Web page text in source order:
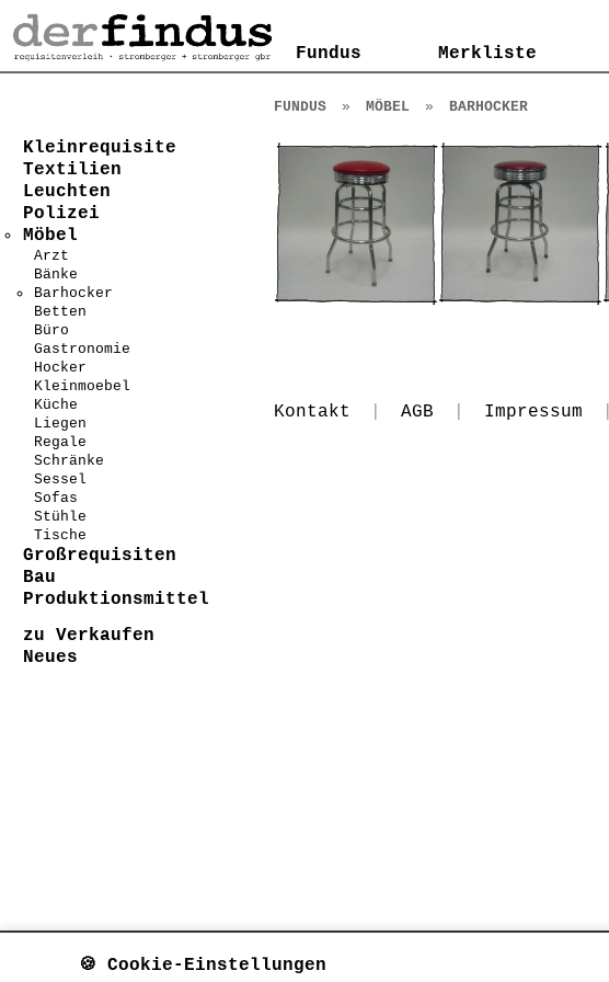
Fundus Merkliste
Kontakt
AGB
Impressum
Datenschutzerklärung Fundus Merkliste
Kleinrequisite
Textilien
Leuchten
Polizei
Möbel
Arzt
Bänke
Barhocker
Betten
Büro
Gastronomie
Hocker
Kleinmoebel
Küche
Liegen
Regale
Schränke
Sessel
Sofas
Stühle
Tische
Großrequisiten
Bau
Produktionsmittel
zu Verkaufen
Neues
FUNDUS » MÖBEL » BARHOCKER
Kontakt AGB Impressum
🍪 Cookie-Einstellungen